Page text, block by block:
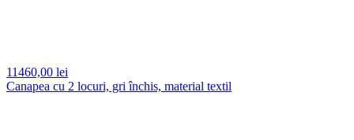
11460,00 lei
Canapea cu 2 locuri, gri închis, material textil